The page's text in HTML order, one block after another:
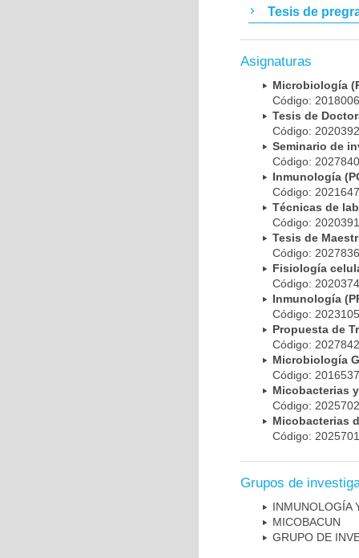
Tesis de
Asignaturas
Microbiología
Código:
Tesis de
Código:
Seminario de
Código:
Inmunología
Código:
Técnicas de
Código:
Tesis de
Código:
Fisiología
Código:
Inmunología
Código:
Propuesta de
Código:
Microbiología
Código:
Micobacterias
Código:
Micobacterias
Código:
Grupos de
INMUNOLOGÍA
MICOBAC­UN
GRUPO DE